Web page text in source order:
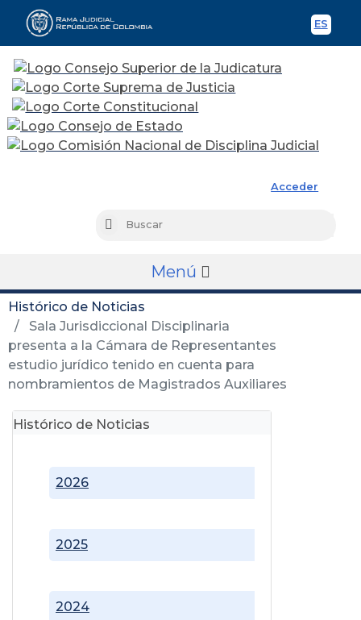
ES
Acceder
Buscar
Menú
Histórico de Noticias
Sala Jurisdiccional Disciplinaria
presenta a la Cámara de Representantes
estudio jurídico tenido en cuenta para
nombramientos de Magistrados Auxiliares
Histórico de Noticias
2024
2025
2026